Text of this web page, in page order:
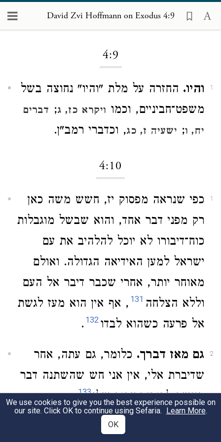
David Zvi Hoffmann on Exodus 4:9
4:9
1 והיו. החזרה על מלת "והיו" נחוצה בשל
משפט־חביניים, וכמו ויקרא כז, ג; דברים
יח, ו; ישעיה ז, כג, וכדברי רמב"ן.
4:10
1
כפי שנראה מפסוק יז, חשש משה כאן
רק מפני דבר אחד, והוא שבשל מוגבלות
כוח־דיבורו לא יוכל להלהיב את עם
ישראל למען האידיאה הגדולה. ואולם
מאוחר יותר, אחרי שכבר דיבר אל העם
וללא הצלחה 131 , אף אין הוא מעז לגשת
אל פרעה כשהוא לבדו132
.
2 גם מאז דברך. כלומר, גם עתה, אחר
שדיברת אלי, אין אני חש שהשתנה דבר
באשר לכוח־הדיבור שלי133
.
4:11
We use cookies to give you the best experience possible on
our site. Click OK to continue using Sefaria. Learn More.
OK